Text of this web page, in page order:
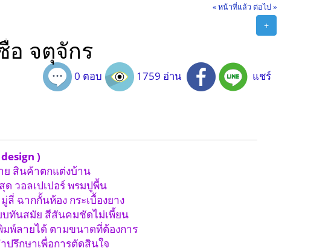
« หน้าที่แล้ว ต่อไป »
+
อ จตุจักร
0 ตอบ 1759 อ่าน แชร์
)
ย สินค้าตกแต่งบ้าน
วอลเปเปอร์ พรมปูพื้น
ฉากกั้นห้อง กระเบื้องยาง
ทันสมัย สีสันคมชัดไม่เพี้ยน
พ์ลายได้ ตามขนาดที่ต้องการ
รึกษาเพื่อการตัดสินใจ